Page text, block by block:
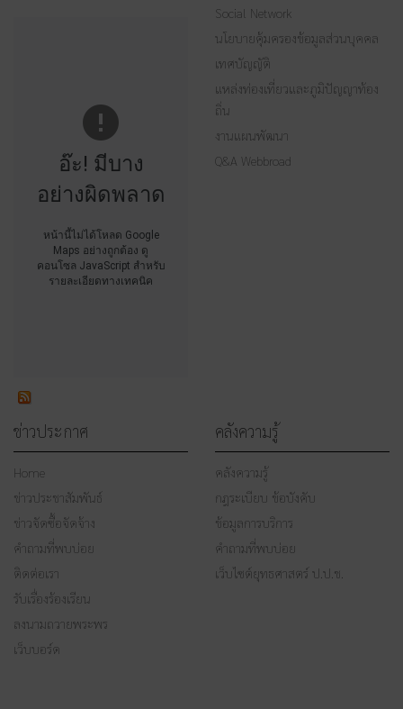
อ๊ะ! มีบาง
อย่างผิดพลาด
หน้านี้ไม่ได้โหลด Google
Maps อย่างถูกต้อง ดู
คอนโซล JavaScript สำหรับ
รายละเอียดทางเทคนิค
Social Network
นโยบายคุ้มครองข้อมูลส่วนบุคคล
เทศบัญญัติ
แหล่งท่องเที่ยวและภูมิปัญญาท้อง
ถิ่น
งานแผนพัฒนา
Q&A Webbroad
ข่าวประกาศ
Home
ข่าวประชาสัมพันธ์
ข่าวจัดซื้อจัดจ้าง
คำถามที่พบบ่อย
ติดต่อเรา
รับเรื่องร้องเรียน
ลงนามถวายพระพร
เว็บบอร์ด
คลังความรู้
คลังความรู้
กฎระเบียบ ข้อบังคับ
ข้อมูลการบริการ
คำถามที่พบบ่อย
เว็บไซต์ยุทธศาสตร์ ป.ป.ช.